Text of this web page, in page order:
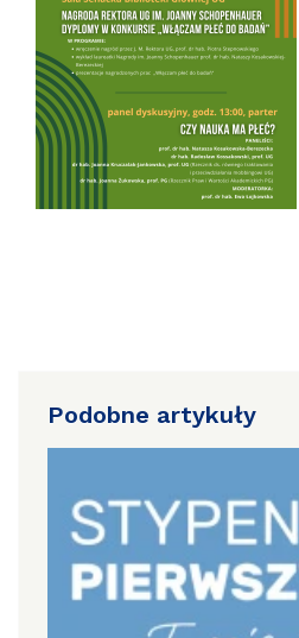
Podobne artykuły